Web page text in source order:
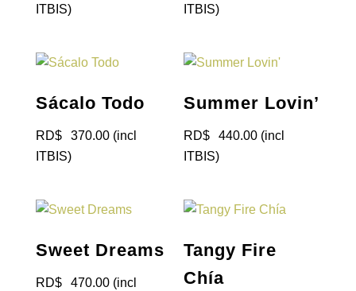
ITBIS)
ITBIS)
Sácalo Todo
RD$ 370.00 (incl
ITBIS)
Summer Lovin’
RD$ 440.00 (incl
ITBIS)
Sweet Dreams
RD$ 470.00 (incl
Tangy Fire
Chía